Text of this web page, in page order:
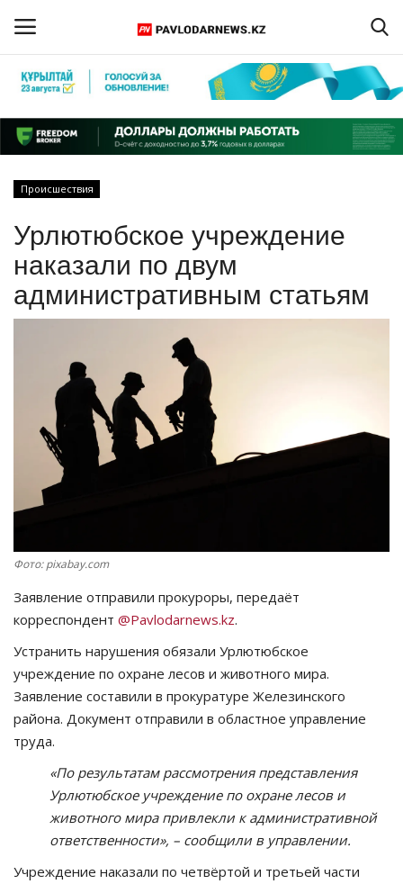
Регистрация
Главная
ПАВЛОДАРСКАЯ ОБЛАСТЬ
КАЗАХСТАН
СПЕЦПРОЕКТЫ
СПОРТ
Чек-лист
OFFICIAL
Курултай
Язык
Қазақша Русский
Происшествия
Урлютюбское учреждение
наказали по двум
административным статьям
Фото: pixabay.com
Заявление отправили прокуроры, передаёт
корреспондент @Pavlodarnews.kz.
Устранить нарушения обязали Урлютюбское
учреждение по охране лесов и животного мира.
Заявление составили в прокуратуре Железинского
района. Документ отправили в областное управление
труда.
«По результатам рассмотрения представления
Урлютюбское учреждение по охране лесов и
животного мира привлекли к административной
ответственности», – сообщили в управлении.
Учреждение наказали по четвёртой и третьей части